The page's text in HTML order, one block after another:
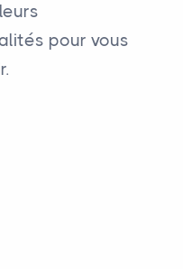
pour vous